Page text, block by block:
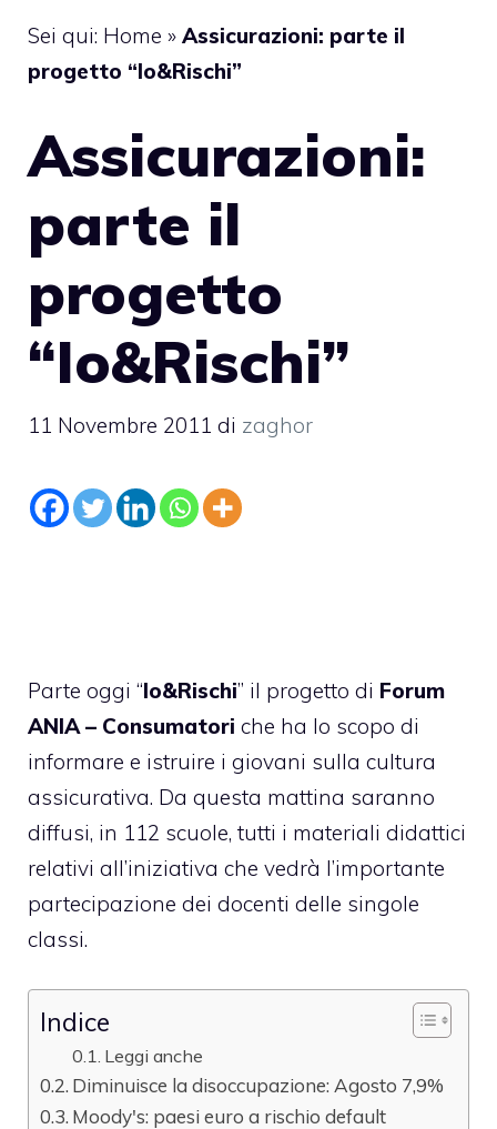
Sei qui: Home » Assicurazioni: parte il
progetto “Io&Rischi”
Assicurazioni:
parte il
progetto
“Io&Rischi”
11 Novembre 2011 di zaghor
Parte oggi “Io&Rischi” il progetto di Forum
ANIA – Consumatori che ha lo scopo di
informare e istruire i giovani sulla cultura
assicurativa. Da questa mattina saranno
diffusi, in 112 scuole, tutti i materiali didattici
relativi all’iniziativa che vedrà l’importante
partecipazione dei docenti delle singole
classi.
Indice
Leggi anche
Diminuisce la disoccupazione: Agosto 7,9%
Moody's: paesi euro a rischio default